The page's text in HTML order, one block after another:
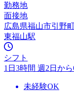
勤務地
面接地
広島県福山市引野
東福山駅
シフト
1日3時間 週2日か
未経験OK